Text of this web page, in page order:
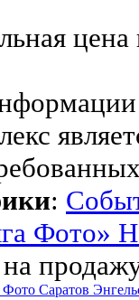
:
Фото»
Саратов